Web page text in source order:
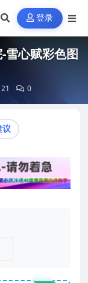
登录
雪心赋彩色图
0
议